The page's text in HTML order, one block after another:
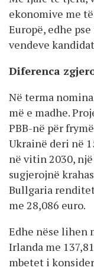
ekonomive me
Europë, edhe
vendeve
Diferenca
Në terma
më e madhe.
PBB-në për
Ukrainë deri në
në vitin 2030,
sugjerojnë
Bullgaria
me 28,086 euro.
Edhe nëse lihen
Irlanda me
mbetet i